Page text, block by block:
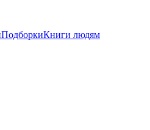
ПодборкиКниги людям